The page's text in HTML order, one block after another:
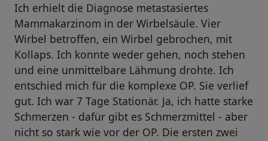
Ich erhielt die Diagnose metastasiertes
Mammakarzinom in der Wirbelsäule. Vier
Wirbel betroffen, ein Wirbel gebrochen, mit
Kollaps. Ich konnte weder gehen, noch stehen
und eine unmittelbare Lähmung drohte. Ich
entschied mich für die komplexe OP. Sie verlief
gut. Ich war 7 Tage Stationär. Ja, ich hatte starke
Schmerzen - dafür gibt es Schmerzmittel - aber
nicht so stark wie vor der OP. Die ersten zwei